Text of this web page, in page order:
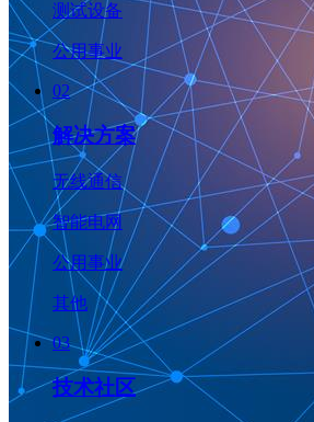
测试设备
公用事业
02
解决方案
无线通信
智能电网
公用事业
其他
03
技术社区